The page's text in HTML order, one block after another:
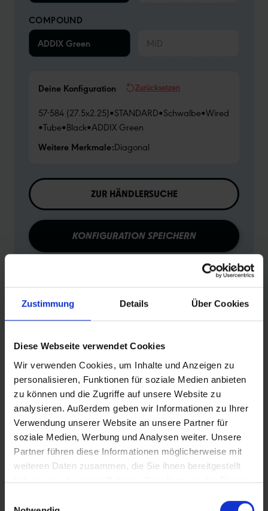
Zustimmung Details Über Cookies
Diese Webseite verwendet Cookies
Wir verwenden Cookies, um Inhalte und Anzeigen zu
personalisieren, Funktionen für soziale Medien anbieten
zu können und die Zugriffe auf unsere Website zu
analysieren. Außerdem geben wir Informationen zu Ihrer
Verwendung unserer Website an unsere Partner für
soziale Medien, Werbung und Analysen weiter. Unsere
Partner führen diese Informationen möglicherweise mit
weiteren Daten zusammen, die Sie ihnen bereitgestellt
haben oder die sie im Rahmen Ihrer Nutzung der Dienste
COMPOUND
ADDIX Green
MID
Deine Konfiguration Zurücksetzen
57-584 (27.5x2.25)•STANDARD•Schwalbe•Wired
•Tube•Black•ADDIX Green
Weitere Merkmale:Diagonal
ZUR HÄNDLERSUCHE
KONFIGURATION SPEICHERN
PRODUKTINFORMATIONEN
DER ALLROUNDER, der in jeder Situation funktioniert,
egal was das Wetter bringt, egal in welchem Gelände.
Und das bei vergleichsweise geringem Gewicht!
Größtmögliches Einsatzspektrum: für Tour und All
Mountain, für schwierige Cross-Country Strecken
genauso wie für technisch anspruchsvolle Enduro-Trails.